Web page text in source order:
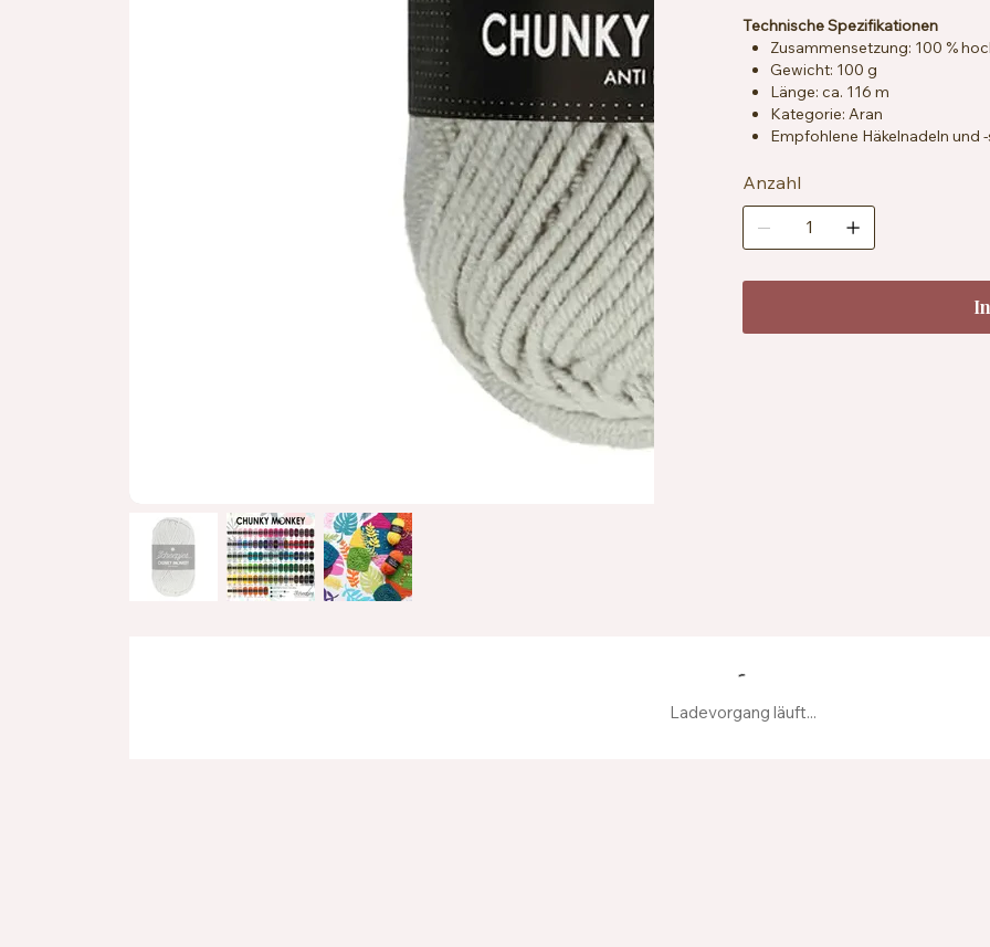
Technische Spezifikationen
Zusammensetzung: 100 %
Gewicht: 100 g
Länge: ca. 116 m
Kategorie: Aran
Empfohlene Häkelnadeln und
Besondere Merkmale: Anti-
Pflegehinweise:
Temperatur
Anzahl
Ladevorgang läuft...